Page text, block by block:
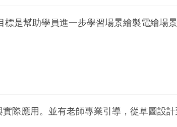
是幫助學員進一步學習場景繪製電繪場
際應用。並有老師專業引導，從草圖設